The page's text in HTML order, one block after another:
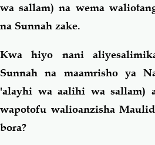
wa sallam) na wema
na Sunnah zake.
Kwa hiyo nani
Sunnah na maamrisho ya
'alayhi wa aalihi wa sallam)
wapotofu walioanzisha
bora?